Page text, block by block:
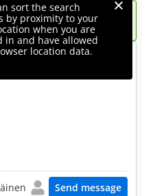
sort the search
by proximity to your
when you are
in and have allowed
location data.
Send message